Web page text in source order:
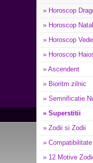
» Horoscop
» Horoscop Natal
» Horoscop
» Horoscop
» Ascendent
» Bioritm zilnic
» Semnificatie
» Superstitii
» Zodii si Zodii
» Compatibilitate
» 12 Motive